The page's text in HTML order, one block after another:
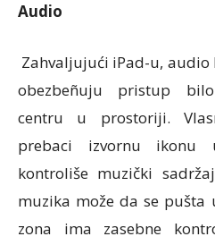
Audio
Zahvaljujući iPad-u,
obezbeñuju pristup
centru u prostoriji.
prebaci izvornu
kontroliše muzički
muzika može da se pušta
zona ima zasebne